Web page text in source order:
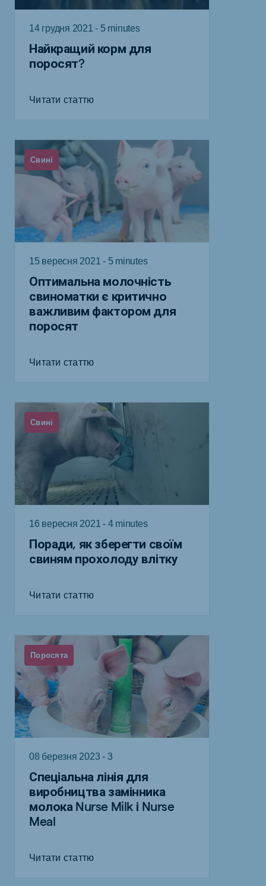
14 грудня 2021 - 5 minutes
Найкращий корм для
поросят?
Читати статтю
Свині
15 вересня 2021 - 5 minutes
Оптимальна молочність
свиноматки є критично
важливим фактором для
поросят
Читати статтю
Свині
16 вересня 2021 - 4 minutes
Поради, як зберегти своїм
свиням прохолоду влітку
Читати статтю
Поросята
08 березня 2023 - 3
Спеціальна лінія для
виробництва замінника
молока Nurse Milk і Nurse
Meal
Читати статтю